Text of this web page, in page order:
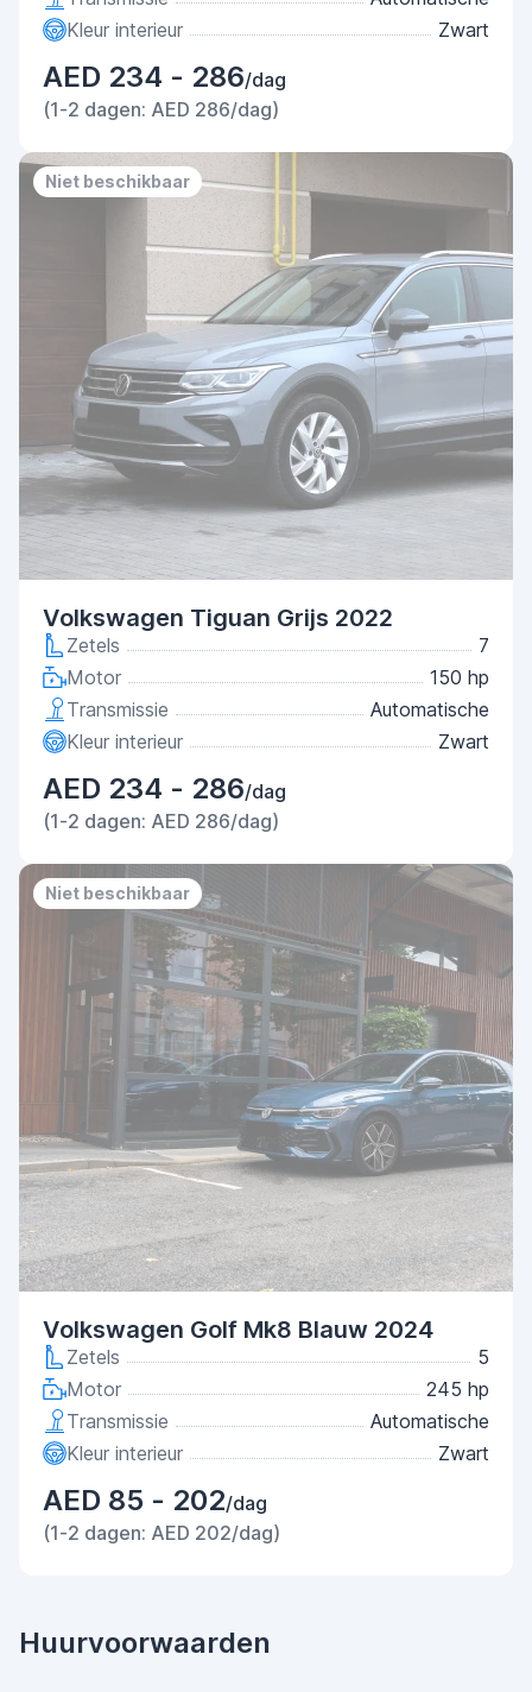
Kleur interieur
Zwart
AED 234 - 286/dag
(1-2 dagen: AED 286/dag)
Niet beschikbaar
Volkswagen Tiguan Grijs 2022
Zetels
7
Motor
150 hp
Transmissie
Automatische
Kleur interieur
Zwart
AED 234 - 286/dag
(1-2 dagen: AED 286/dag)
Niet beschikbaar
Volkswagen Golf Mk8 Blauw 2024
Zetels
5
Motor
245 hp
Transmissie
Automatische
Kleur interieur
Zwart
AED 85 - 202/dag
(1-2 dagen: AED 202/dag)
Huurvoorwaarden